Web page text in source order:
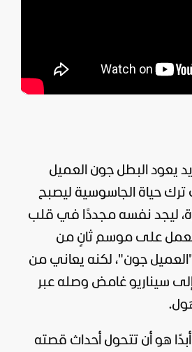
يعود البطل جون العميل
ترك حياة الجاسوسية ليصبح
ليجد نفسه مجددًا في قلب
العمل على موسم ثانٍ من
جون"، لكنه يعاني من
إلى سيناريو غامض وصله عبر
هو أن تتحول أحداث قصته